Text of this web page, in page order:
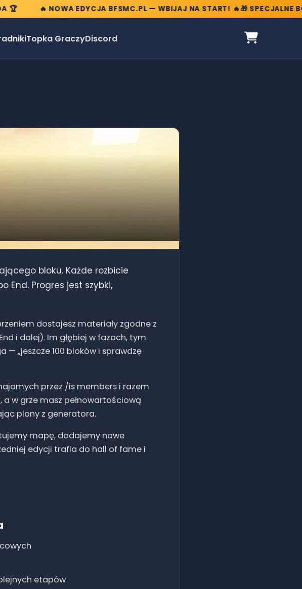
🔥 NOWA EDYCJA BFSMC.PL — WBIJAJ NA START! 🔥🎁 SPECJALNE
Topka GraczyDiscord
bloku. Każde rozbicie
End. Progres jest szybki,
dostajesz materiały zgodne z
i dalej). Im głębiej w fazach, tym
— „jeszcze 100 bloków i sprawdzę
przez /is members i razem
w grze masz pełnowartościową
plony z generatora.
mapę, dodajemy nowe
edycji trafia do hall of fame i
etapów